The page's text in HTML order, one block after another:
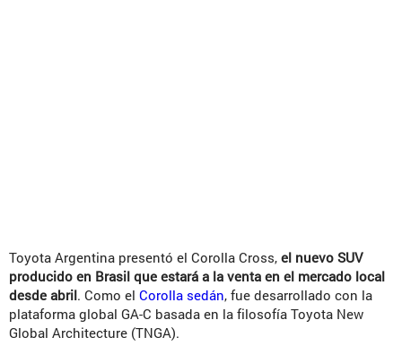
Toyota Argentina presentó el Corolla Cross, el nuevo SUV
producido en Brasil que estará a la venta en el mercado local
desde abril. Como el Corolla sedán, fue desarrollado con la
plataforma global GA-C basada en la filosofía Toyota New
Global Architecture (TNGA).